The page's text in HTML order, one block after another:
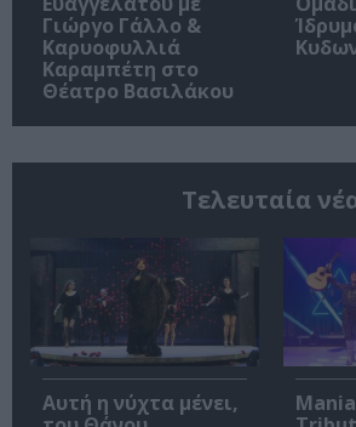
Γιώργο Γάλλο &
Καρυοφυλλιά
Καραμπέτη στο
Θέατρο Βασιλάκου
Τελευταία
Αυτή η νύχτα μένει,